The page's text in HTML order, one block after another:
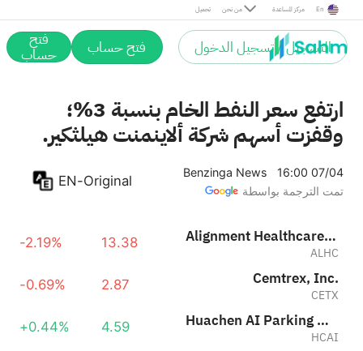
تحميل من نحن مركز المساعدة En
التسجيل / تسجيل الدخول فتح حساب فتح
حساب
MNR
Profusa, Inc.
PFSA
0.94
-0.20%
ارتفع سعر النفط الخام بنسبة 3%؛
وقفزت أسهم شركة ألاينمنت هيلثكير.
Benzinga News
16:00 07/04
تمت الترجمة بواسطة
EN-Original
Alignment Healthcare, Inc.
ALHC
13.38
-2.19%
Cemtrex, Inc.
CETX
2.87
-0.69%
Huachen AI Parking Management Technology Holding Co., Ltd. Class A
HCAI
4.59
+0.44%